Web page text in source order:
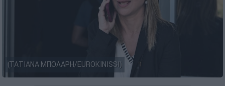
(ΤΑΤΙΑΝΑ ΜΠΟΛΑΡΗ/EUROKINISSI)